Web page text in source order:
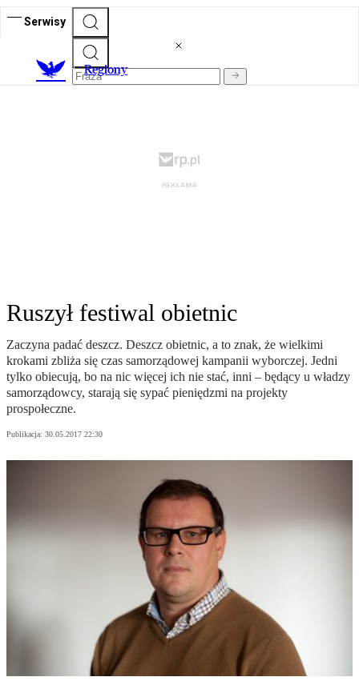
Serwisy
Regiony
Ruszył festiwal obietnic
Zaczyna padać deszcz. Deszcz obietnic, a to znak, że wielkimi
krokami zbliża się czas samorządowej kampanii wyborczej. Jedni
tylko obiecują, bo na nic więcej ich nie stać, inni – będący u władzy
samorządowcy, starają się sypać pieniędzmi na projekty
prospołeczne.
Publikacja: 30.05.2017 22:30